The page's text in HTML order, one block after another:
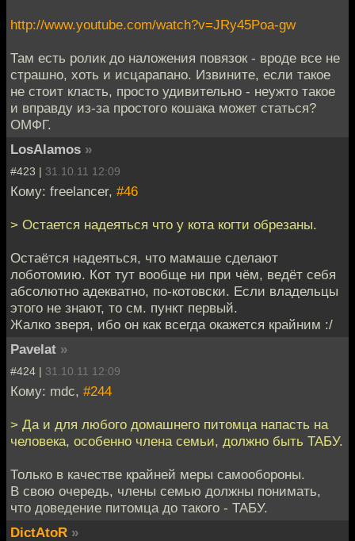
http://www.youtube.com/watch?v=JRy45Poa-gw
Там есть ролик до наложения повязок - вроде все не
страшно, хоть и исцарапано. Извините, если такое
не стоит класть, просто удивительно - неужто такое
и вправду из-за простого кошака может статься?
ОМФГ.
LosAlamos »
#423 | 31.10.11 12:09
Кому: freelancer, #46
> Остается надеяться что у кота когти обрезаны.
Остаётся надеяться, что мамаше сделают
лоботомию. Кот тут вообще ни при чём, ведёт себя
абсолютно адекватно, по-котовски. Если владельцы
этого не знают, то см. пункт первый.
Жалко зверя, ибо он как всегда окажется крайним :/
Pavelat »
#424 | 31.10.11 12:09
Кому: mdc, #244
> Да и для любого домашнего питомца напасть на
человека, особенно члена семьи, должно быть ТАБУ.
Только в качестве крайней меры самообороны.
В свою очередь, члены семью должны понимать,
что доведение питомца до такого - ТАБУ.
DictAtoR »